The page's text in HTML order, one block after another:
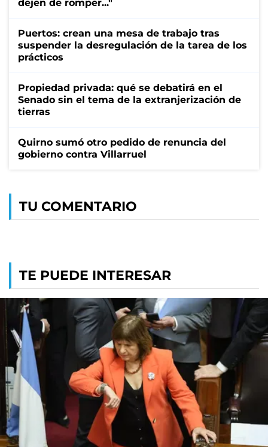
dejen de romper..."
Puertos: crean una mesa de trabajo tras
suspender la desregulación de la tarea de los
prácticos
Propiedad privada: qué se debatirá en el
Senado sin el tema de la extranjerización de
tierras
Quirno sumó otro pedido de renuncia del
gobierno contra Villarruel
TU COMENTARIO
TE PUEDE INTERESAR